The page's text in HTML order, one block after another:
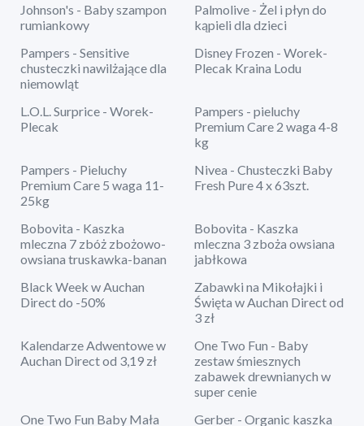
Johnson's - Baby szampon
rumiankowy
Palmolive - Żel i płyn do
kąpieli dla dzieci
Pampers - Sensitive
chusteczki nawilżające dla
niemowląt
Disney Frozen - Worek-
Plecak Kraina Lodu
L.O.L. Surprice - Worek-
Plecak
Pampers - pieluchy
Premium Care 2 waga 4-8
kg
Pampers - Pieluchy
Premium Care 5 waga 11-
25kg
Nivea - Chusteczki Baby
Fresh Pure 4 x 63szt.
Bobovita - Kaszka
mleczna 7 zbóż zbożowo-
owsiana truskawka-banan
Bobovita - Kaszka
mleczna 3 zboża owsiana
jabłkowa
Black Week w Auchan
Direct do -50%
Zabawki na Mikołajki i
Święta w Auchan Direct od
3 zł
Kalendarze Adwentowe w
Auchan Direct od 3,19 zł
One Two Fun - Baby
zestaw śmiesznych
zabawek drewnianych w
super cenie
One Two Fun Baby Mała
Gerber - Organic kaszka